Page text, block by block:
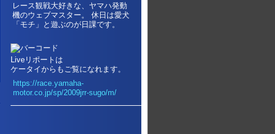
レース観戦大好きな、ヤマハ発動
機のウェブマスター。 休日は愛犬
「モチ」と遊ぶのが日課です。
Liveリポートは
ケータイからもご覧になれます。
https://race.yamaha-
motor.co.jp/sp/2009jrr-sugo/m/